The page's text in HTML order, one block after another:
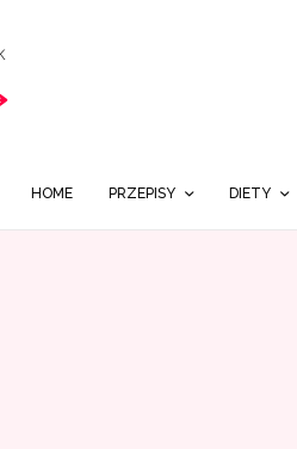
HOME PRZEPISY DIETY